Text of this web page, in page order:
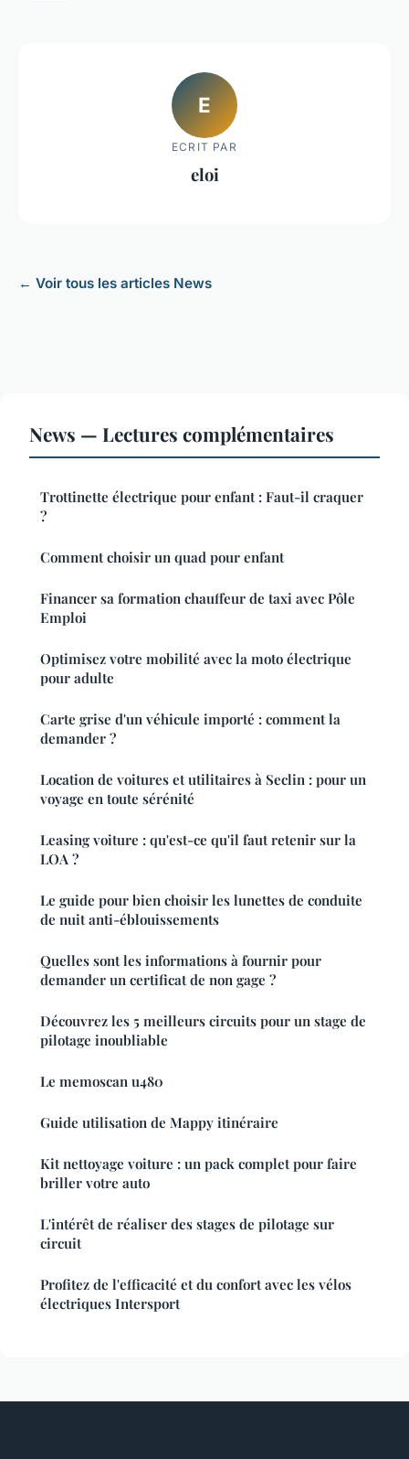
E
ECRIT PAR
eloi
← Voir tous les articles News
News — Lectures complémentaires
Trottinette électrique pour enfant : Faut-il craquer
?
Comment choisir un quad pour enfant
Financer sa formation chauffeur de taxi avec Pôle
Emploi
Optimisez votre mobilité avec la moto électrique
pour adulte
Carte grise d'un véhicule importé : comment la
demander ?
Location de voitures et utilitaires à Seclin : pour un
voyage en toute sérénité
Leasing voiture : qu'est-ce qu'il faut retenir sur la
LOA ?
Le guide pour bien choisir les lunettes de conduite
de nuit anti-éblouissements
Quelles sont les informations à fournir pour
demander un certificat de non gage ?
Découvrez les 5 meilleurs circuits pour un stage de
pilotage inoubliable
Le memoscan u480
Guide utilisation de Mappy itinéraire
Kit nettoyage voiture : un pack complet pour faire
briller votre auto
L'intérêt de réaliser des stages de pilotage sur
circuit
Profitez de l'efficacité et du confort avec les vélos
électriques Intersport